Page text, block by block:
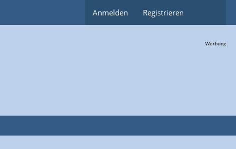
Anmelden Registrieren
Werbung